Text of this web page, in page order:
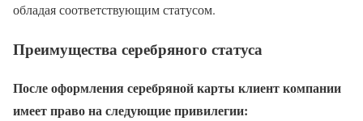
обладая соответствующим статусом.
Преимущества серебряного статуса
После оформления серебряной карты клиент компании
имеет право на следующие привилегии: